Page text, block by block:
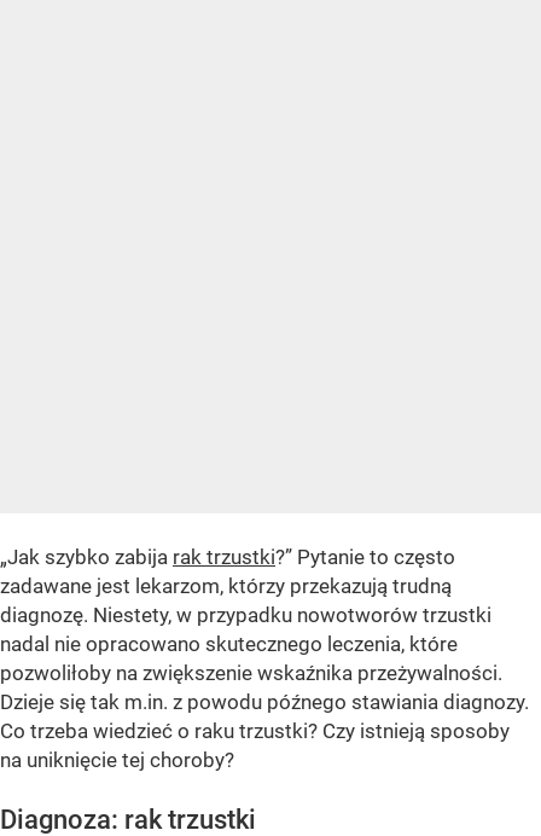
„Jak szybko zabija rak trzustki?” Pytanie to często
zadawane jest lekarzom, którzy przekazują trudną
diagnozę. Niestety, w przypadku nowotworów trzustki
nadal nie opracowano skutecznego leczenia, które
pozwoliłoby na zwiększenie wskaźnika przeżywalności.
Dzieje się tak m.in. z powodu późnego stawiania diagnozy.
Co trzeba wiedzieć o raku trzustki? Czy istnieją sposoby
na uniknięcie tej choroby?
Diagnoza: rak trzustki